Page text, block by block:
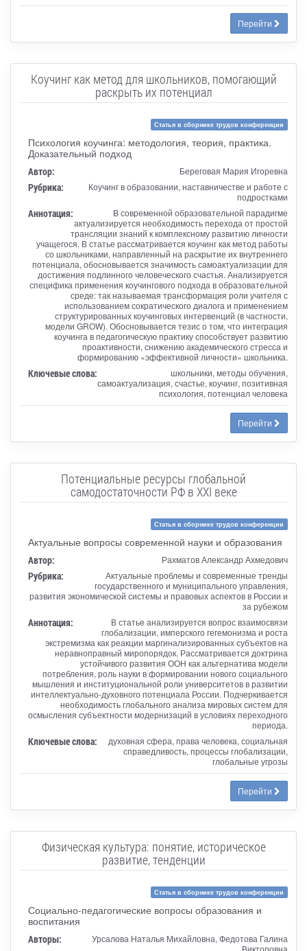
Перейти
Коучинг как метод для школьников, помогающий
раскрыть их потенциал
Статья в сборнике трудов конференции
Психология коучинга: методология, теория, практика.
Доказательный подход
Автор: Береговая Мария Игоревна
Рубрика:
Коучинг в образовании, наставничестве и работе с
подростками
Аннотация:
В современной образовательной парадигме
актуализируется необходимость перехода от простой
трансляции знаний к комплексному развитию личности
учащегося. В статье рассматривается коучинг как метод работы
со школьниками, направленный на раскрытие их внутреннего
потенциала, обосновывается значимость самоактуализации для
достижения подлинного человеческого счастья. Анализируется
специфика применения коучингового подхода в образовательной
среде: так называемая трансформация роли учителя с
использованием сократического диалога и применением
структурированных коучинговых интервенций (в частности,
модели GROW). Обосновывается тезис о том, что интеграция
коучинга в педагогическую практику способствует развитию
проактивности, снижению академического стресса и
формированию «эффективной личности» школьника.
Ключевые слова:
школьники, методы обучения,
самоактуализация, счастье, коучинг, позитивная
психология, потенциал человека
Перейти
Потенциальные ресурсы глобальной
самодостаточности РФ в XXI веке
Статья в сборнике трудов конференции
Актуальные вопросы современной науки и образования
Автор: Рахматов Александр Ахмедович
Рубрика:
Актуальные проблемы и современные тренды
государственного и муниципального управления,
развития экономической системы и правовых аспектов в России и
за рубежом
Аннотация:
В статье анализируется вопрос взаимосвязи
глобализации, имперского гегемонизма и роста
экстремизма как реакции маргинализированных субъектов на
неравноправный миропорядок. Рассматривается доктрина
устойчивого развития ООН как альтернатива модели
потребления, роль науки в формировании нового социального
мышления и институциональной роли университетов в развитии
интеллектуально-духовного потенциала России. Подчеркивается
необходимость глобального анализа мировых систем для
осмысления субъектности модернизаций в условиях переходного
периода.
Ключевые слова:
духовная сфера, права человека, социальная
справедливость, процессы глобализации,
глобальные угрозы
Перейти
Физическая культура: понятие, историческое
развитие, тенденции
Статья в сборнике трудов конференции
Социально-педагогические вопросы образования и
воспитания
Авторы:
Урсалова Наталья Михайловна, Федотова Галина
Викторовна